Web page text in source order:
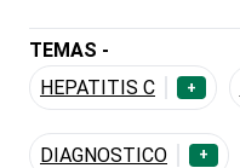
TEMAS -
HEPATITIS C
+
DIAGNOSTICO +